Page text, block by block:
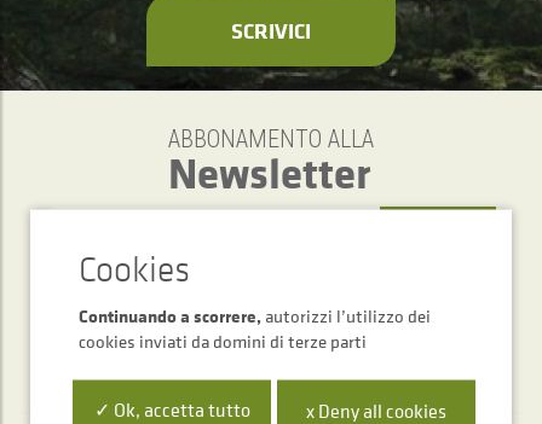
SCRIVICI
ABBONAMENTO ALLA
Newsletter
Continuando a scorrere, autorizzi l’utilizzo dei
cookies inviati da domini di terze parti
✓ Ok, accetta tutto x Deny all cookies